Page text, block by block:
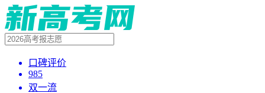
口碑评价
985
双一流